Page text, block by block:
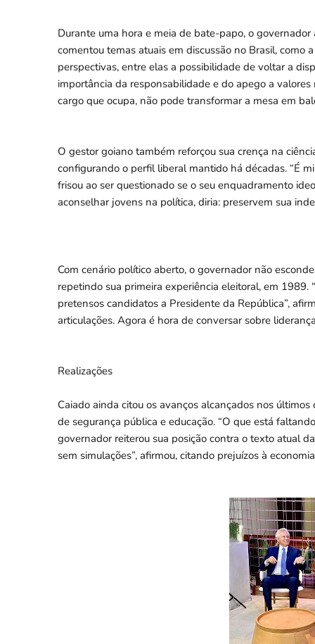
Durante uma hora e meia de bate-papo, o
comentou temas atuais em discussão no Brasil, como
perspectivas, entre elas a possibilidade de voltar a
importância da responsabilidade e do apego a
cargo que ocupa, não pode transformar a mesa em
O gestor goiano também reforçou sua crença na
configurando o perfil liberal mantido há décadas. “É
frisou ao ser questionado se o seu enquadramento
aconselhar jovens na política, diria: preservem sua
Com cenário político aberto, o governador não
repetindo sua primeira experiência eleitoral, em
pretensos candidatos a Presidente da República”,
articulações. Agora é hora de conversar sobre
Realizações
Caiado ainda citou os avanços alcançados nos
de segurança pública e educação. “O que está
governador reiterou sua posição contra o texto atual
sem simulações”, afirmou, citando prejuízos à